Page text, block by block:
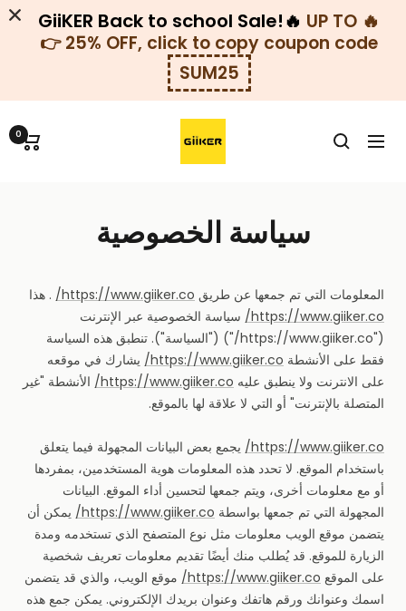
🔥
GiiKER Back to school Sale!🔥 UP TO
25% OFF, click to copy coupon code 👉
SUM25
التنقل
KSA
0
سياسة الخصوصية
المعلومات التي تم جمعها عن طريق https://www.giiker.co/ . هذا
https://www.giiker.co/ سياسة الخصوصية عبر الإنترنت
("https://www.giiker.co/") ("السياسة"). تنطبق هذه السياسة
فقط على الأنشطة https://www.giiker.co/ يشارك في موقعه
على الانترنت ولا ينطبق عليه https://www.giiker.co/ الأنشطة "غير
المتصلة بالإنترنت" أو التي لا علاقة لها بالموقع.
https://www.giiker.co/ يجمع بعض البيانات المجهولة فيما يتعلق
باستخدام الموقع. لا تحدد هذه المعلومات هوية المستخدمين، بمفردها
أو مع معلومات أخرى، ويتم جمعها لتحسين أداء الموقع. البيانات
المجهولة التي تم جمعها بواسطة https://www.giiker.co/ يمكن أن
يتضمن موقع الويب معلومات مثل نوع المتصفح الذي تستخدمه ومدة
الزيارة للموقع. قد يُطلب منك أيضًا تقديم معلومات تعريف شخصية
على الموقع https://www.giiker.co/ موقع الويب، والذي قد يتضمن
اسمك وعنوانك ورقم هاتفك وعنوان بريدك الإلكتروني. يمكن جمع هذه